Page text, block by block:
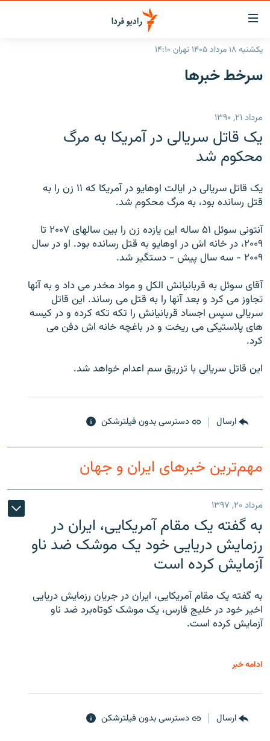
لینک‌های
قابلیت
دسترسی
بازگشت
اصلی
رفتن
صفحه
ایران
رادیو
انتخاب کنید و بشنوید
فرکانس‌ها
پادکست
گزارش‌های تصویری
زنان فردا
English
به ما بپیوندید
زبان‌های دیگر
یکشنبه ۱۸ مرداد ۱۴۰۵ تهران ۱۴:۱۰
سرخط‌ خبرها
مرداد ۲۱, ۱۳۹۰
يک قاتل سريالی در آمريکا به مرگ
محکوم شد
يک قاتل سريالی در ايالت اوهايو در آمريکا که ۱۱ زن را به
قتل رسانده بود، به مرگ محکوم شد.
آنتونی سوئل ۵۱ ساله اين يازده زن را بين سالهای ۲۰۰۷ تا
۲۰۰۹، در خانه اش در اوهايو به قتل رسانده بود. او در سال
۲۰۰۹ - سه سال پيش - دستگير شد.
آقای سوئل به قربانيانش الکل و مواد مخدر می داد و به آنها
تجاوز می کرد و بعد آنها را به قتل می رساند. اين قاتل
سريالی سپس اجساد قربانيانش را تکه تکه کرده و در کيسه
های پلاستيکی می ريخت و در باغچه خانه اش دفن می
کرد.
اين قاتل سريالی با تزريق سم اعدام خواهد شد.
ارسال دسترسی بدون فیلترشکن
مهم‌ترین خبرهای ایران و جهان
مرداد ۲۰, ۱۳۹۷
به گفته یک مقام آمریکایی، ایران در
رزمایش دریایی خود یک موشک ضد ناو
آزمایش کرده است
به گفته یک مقام آمریکایی، ایران در جریان رزمایش دریایی
اخیر خود در خلیج فارس، یک موشک کوتاه‌برد ضد ناو
آزمایش کرده است.
ادامه خبر
ارسال دسترسی بدون فیلترشکن